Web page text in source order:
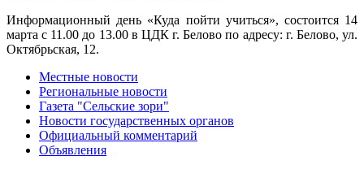
Информационный день «Куда пойти учиться», состоится 14
марта с 11.00 до 13.00 в ЦДК г. Белово по адресу: г. Белово, ул.
Октябрьская, 12.
Местные новости
Региональные новости
Газета "Сельские зори"
Новости государственных органов
Официальный комментарий
Объявления